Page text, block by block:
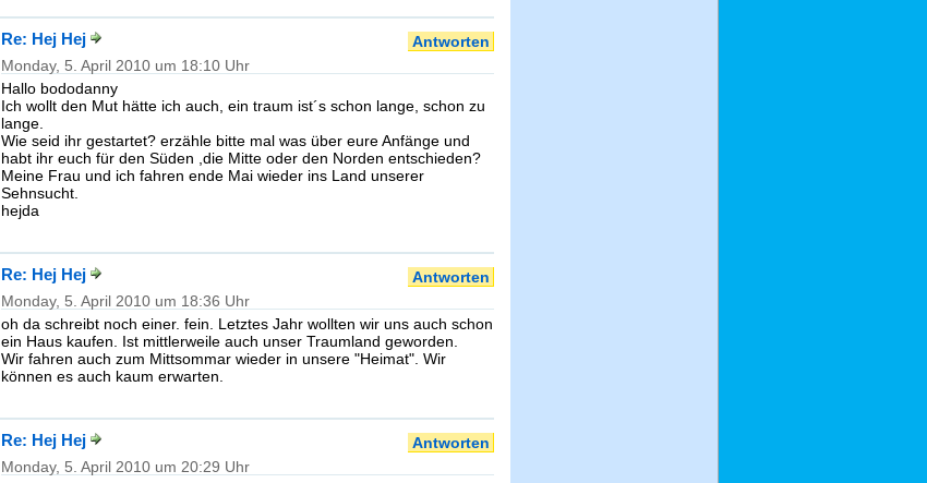
Antworten
Re: Hej Hej
Monday, 5. April 2010 um 18:10 Uhr
Hallo bododanny
Ich wollt den Mut hätte ich auch, ein traum ist´s schon lange, schon zu
lange.
Wie seid ihr gestartet? erzähle bitte mal was über eure Anfänge und
habt ihr euch für den Süden ,die Mitte oder den Norden entschieden?
Meine Frau und ich fahren ende Mai wieder ins Land unserer
Sehnsucht.
hejda
Antworten
Re: Hej Hej
Monday, 5. April 2010 um 18:36 Uhr
oh da schreibt noch einer. fein. Letztes Jahr wollten wir uns auch schon
ein Haus kaufen. Ist mittlerweile auch unser Traumland geworden.
Wir fahren auch zum Mittsommar wieder in unsere "Heimat". Wir
können es auch kaum erwarten.
Antworten
Re: Hej Hej
Monday, 5. April 2010 um 20:29 Uhr